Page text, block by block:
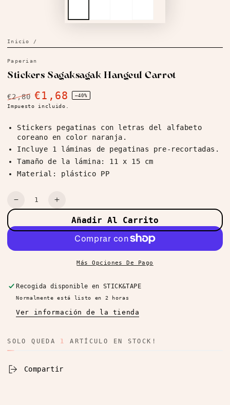
Inicio /
Paperian
Stickers Sagaksagak Hangeul Carrot
Precio
€2,80
Precio
venta
€1,68 –40%
Impuesto incluido.
Stickers pegatinas con letras del alfabeto
coreano en color naranja.
Incluye 1 láminas de pegatinas pre-recortadas.
Tamaño de la lámina: 11 x 15 cm
Material: plástico PP
Cantidad
Reducir
para
Aumentar
para
Stickers
Sagaksagak
Carrot
Añadir Al Carrito
Más Opciones De Pago
Recogida disponible enSTICK&TAPE
Normalmente está listo en 2 horas
Ver información de la tienda
SOLO QUEDA 1 ARTÍCULO EN STOCK!
Compartir